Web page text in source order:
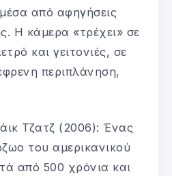
από αφηγήσεις
Η κάμερα «τρέχει» σε
και γειτονιές, σε
περιπλάνηση,
Τζατζ (2006): Ένας
του αμερικανικού
από 500 χρόνια και